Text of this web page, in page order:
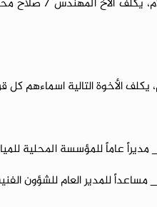
- القرار رقم (104) لسنة 2026م، يكلف الأخ